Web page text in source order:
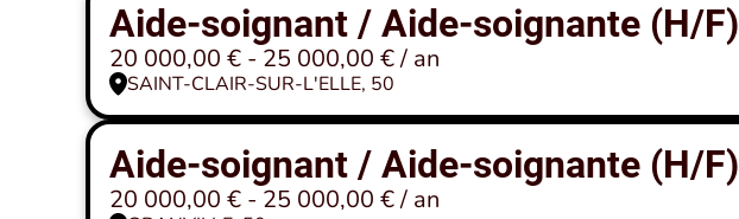
Aide-soignant / Aide-soignante (H/F)
20 000,00 € - 25 000,00 € / an
SAINT-CLAIR-SUR-L'ELLE, 50
Aide-soignant / Aide-soignante (H/F)
20 000,00 € - 25 000,00 € / an